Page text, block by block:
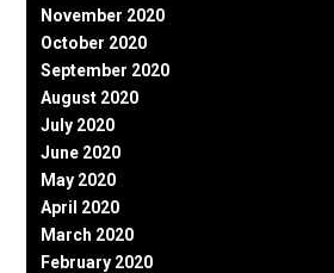
November 2020
October 2020
September 2020
August 2020
July 2020
June 2020
May 2020
April 2020
March 2020
February 2020